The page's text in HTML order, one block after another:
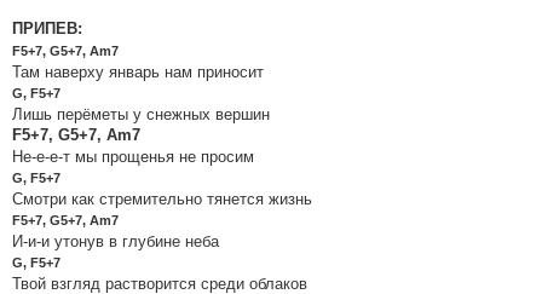
ПРИПЕВ:
F5+7, G5+7, Am7
Там наверху январь нам приносит
G, F5+7
Лишь перёметы у снежных вершин
F5+7, G5+7, Am7
Не-е-е-т мы прощенья не просим
G, F5+7
Смотри как стремительно тянется жизнь
F5+7, G5+7, Am7
И-и-и утонув в глубине неба
G, F5+7
Твой взгляд растворится среди облаков